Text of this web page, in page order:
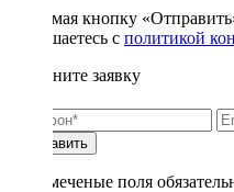
Нажимая кнопку
соглашаетесь с политикой
Заполните заявку
Отправить
* - отмеченые поля